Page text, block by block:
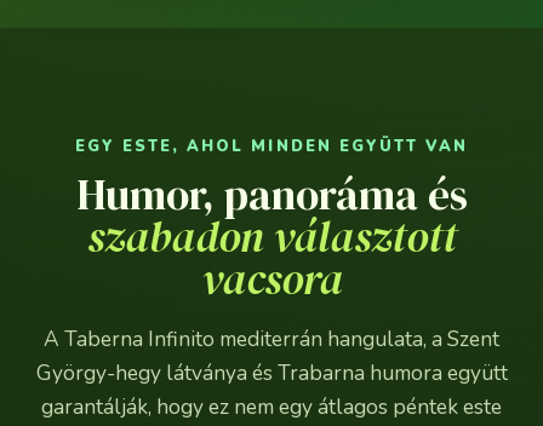
EGY ESTE, AHOL MINDEN EGYÜTT VAN
Humor, panoráma és
szabadon választott
vacsora
A Taberna Infinito mediterrán hangulata, a Szent
György-hegy látványa és Trabarna humora együtt
garantálják, hogy ez nem egy átlagos péntek este